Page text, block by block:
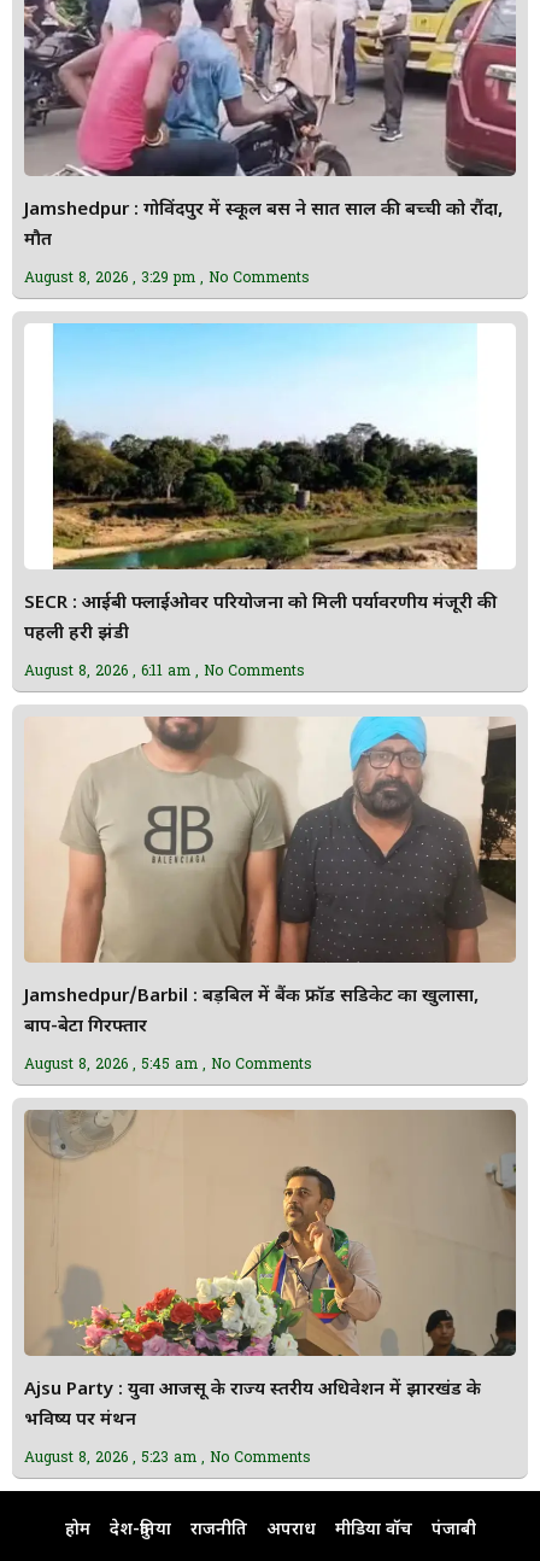
Jamshedpur : गोविंदपुर में स्कूल बस ने सात साल की बच्ची को रौंदा,
मौत
August 8, 2026 3:29 pm No Comments
SECR : आईबी फ्लाईओवर परियोजना को मिली पर्यावरणीय मंजूरी की
पहली हरी झंडी
August 8, 2026 6:11 am No Comments
Jamshedpur/Barbil : बड़बिल में बैंक फ्रॉड सिंडिकेट का खुलासा,
बाप-बेटा गिरफ्तार
August 8, 2026 5:45 am No Comments
Ajsu Party : युवा आजसू के राज्य स्तरीय अधिवेशन में झारखंड के
भविष्य पर मंथन
August 8, 2026 5:23 am No Comments
होम देश-दुनिया राजनीति अपराध मीडिया वॉच पंजाबी